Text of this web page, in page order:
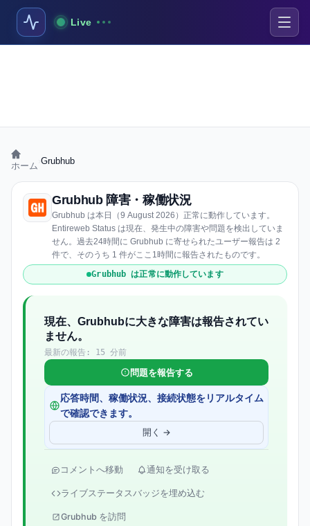
Live
ホーム Grubhub
Grubhub 障害・稼働状況
Grubhub は本日（9 August 2026）正常に動作しています。
Entireweb Status は現在、発生中の障害や問題を検出していま
せん。過去24時間に Grubhub に寄せられたユーザー報告は 2
件で、そのうち 1 件がここ1時間に報告されたものです。
Grubhub は正常に動作しています
現在、Grubhubに大きな障害は報告されてい
ません。
最新の報告: 15 分前
問題を報告する
応答時間、稼働状況、接続状態をリアルタイム
で確認できます。
開く →
コメントへ移動 通知を受け取る
ライブステータスバッジを埋め込む
Grubhub を訪問